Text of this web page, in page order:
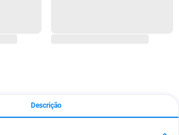
Descrição